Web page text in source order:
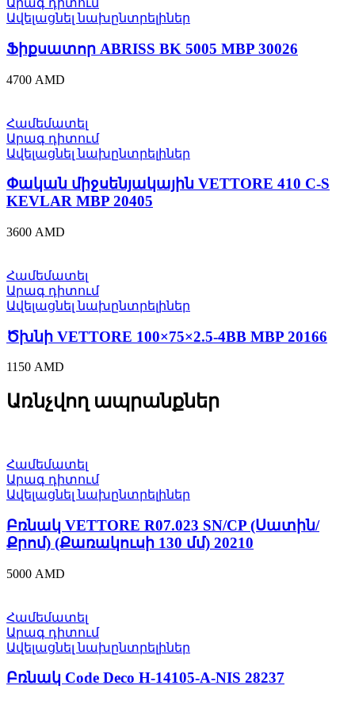
Արագ դիտում
Ավելացնել նախընտրելիներ
Ֆիքսատոր ABRISS BK 5005 MBP 30026
4700 AMD
Համեմատել
Արագ դիտում
Ավելացնել նախընտրելիներ
Փական միջսենյակային VЕTTORE 410 С-S
KEVLAR MBP 20405
3600 AMD
Համեմատել
Արագ դիտում
Ավելացնել նախընտրելիներ
Ծխնի VЕTTORE 100×75×2.5-4BB MBP 20166
1150 AMD
Առնչվող ապրանքներ
Համեմատել
Արագ դիտում
Ավելացնել նախընտրելիներ
Բռնակ VЕTTORE R07.023 SN/CP (Սատին/
Քրոմ) (Քառակուսի 130 մմ) 20210
5000 AMD
Համեմատել
Արագ դիտում
Ավելացնել նախընտրելիներ
Բռնակ Code Deco H-14105-A-NIS 28237